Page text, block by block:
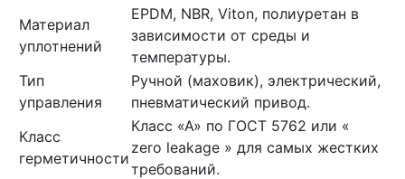
Материал
уплотнений
EPDM, NBR, Viton, полиуретан в
зависимости от среды и
температуры.
Тип
управления
Ручной (маховик), электрический,
пневматический привод.
Класс
герметичности
Класс «А» по ГОСТ 5762 или «
zero leakage » для самых жестких
требований.